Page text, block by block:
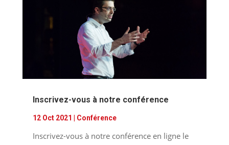
Inscrivez-vous à notre conférence
12 Oct 2021 Conférence
Inscrivez-vous à notre conférence en ligne le